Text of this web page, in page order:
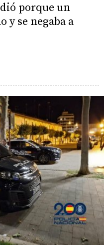
porque un
y se negaba a